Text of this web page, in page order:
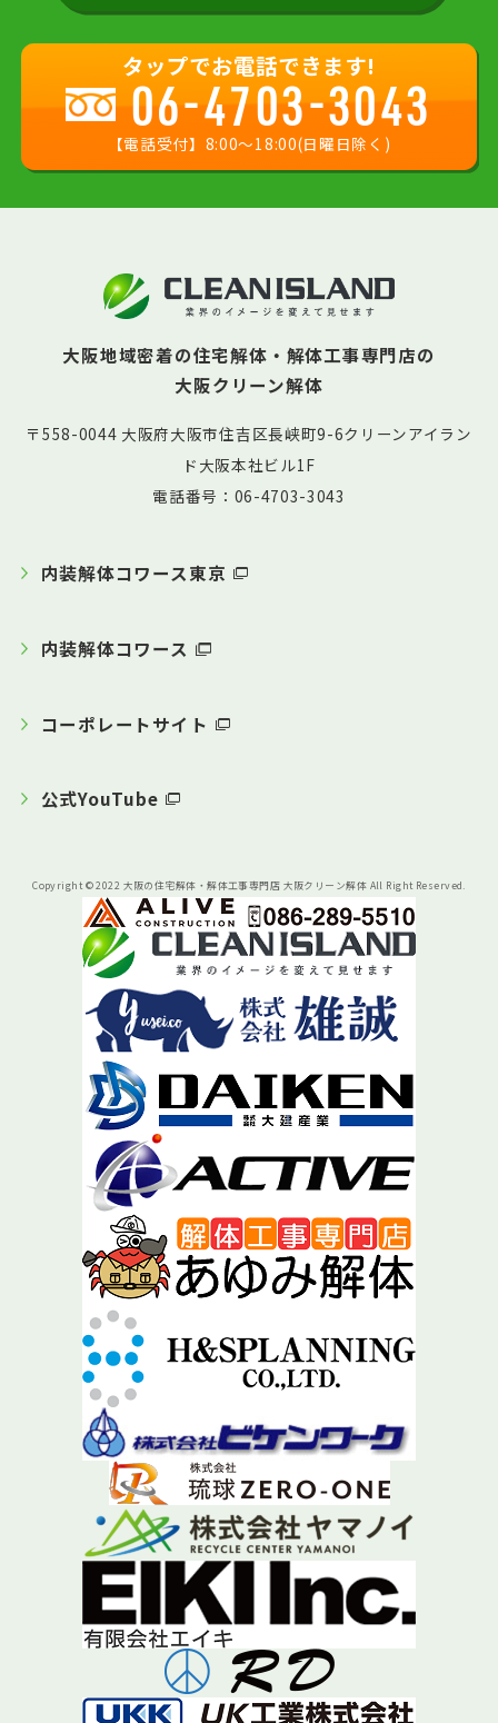
タップでお電話できます!
06-4703-3043
【電話受付】8:00〜18:00(日曜日除く)
大阪地域密着の住宅解体・解体工事専門店の
大阪クリーン解体
〒558-0044 大阪府大阪市住吉区長峡町9-6クリーンアイラン
ド大阪本社ビル1F
電話番号：06-4703-3043
内装解体コワース東京
内装解体コワース
コーポレートサイト
公式YouTube
Copyright © 2022 大阪の住宅解体・解体工事専門店 大阪クリーン解体 All Right Reserved.